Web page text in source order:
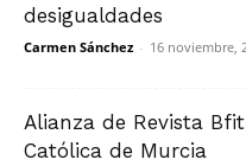
desigualdades
Carmen Sánchez - 16 noviembre,
Alianza de Revista
Católica de Murcia